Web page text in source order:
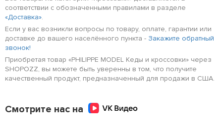
соответствии с обозначенными правилами в разделе
«Доставка».
Если у вас возникли вопросы по товару, оплате, гарантии или
доставке до вашего населённого пункта - Закажите обратный
звонок!
Приобретая товар «PHILIPPE MODEL Кеды и кроссовки» через
SHOPOZZ, вы можете быть уверенны в том, что получите
качественный продукт, предназначенный для продажи в США.
Смотрите нас на